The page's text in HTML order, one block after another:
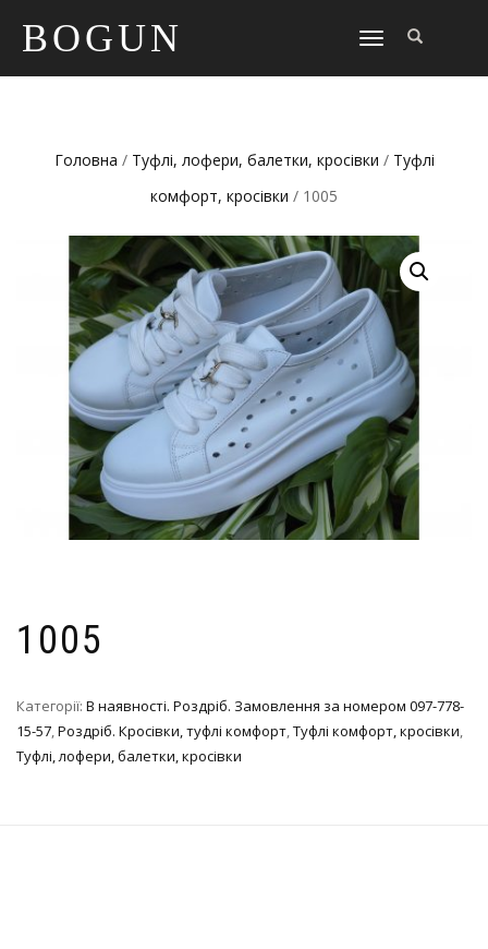
BOGUN
TOGGLE
Головна / Туфлі, лофери, балетки, кросівки / Туфлі
комфорт, кросівки / 1005
1005
Категорії: В наявності. Роздріб. Замовлення за номером 097-778-
15-57,Роздріб. Кросівки, туфлі комфорт,Туфлі комфорт, кросівки,
Туфлі, лофери, балетки, кросівки